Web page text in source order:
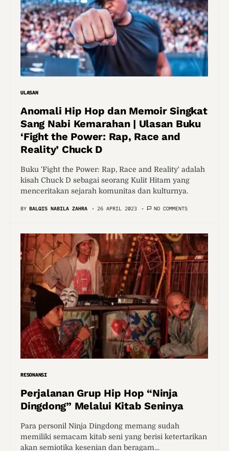
ULASAN
Anomali Hip Hop dan Memoir Singkat
Sang Nabi Kemarahan | Ulasan Buku
‘Fight the Power: Rap, Race and
Reality’ Chuck D
Buku 'Fight the Power: Rap, Race and Reality' adalah
kisah Chuck D sebagai seorang Kulit Hitam yang
menceritakan sejarah komunitas dan kulturnya.
BY BALQIS NABILA ZAHRA 26 APRIL 2023 NO COMMENTS
RESONANSI
Perjalanan Grup Hip Hop “Ninja
Dingdong” Melalui Kitab Seninya
Para personil Ninja Dingdong memang sudah
memiliki semacam kitab seni yang berisi ketertarikan
akan semiotika kesenian dan beragam…